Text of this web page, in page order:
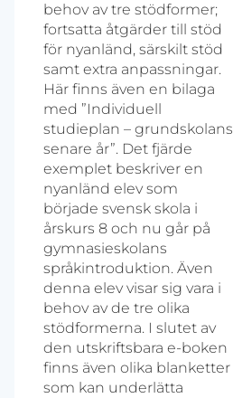
behov av tre stödformer;
fortsatta åtgärder till stöd
för nyanländ, särskilt stöd
samt extra anpassningar.
Här finns även en bilaga
med ”Individuell
studieplan – grundskolans
senare år”. Det fjärde
exemplet beskriver en
nyanländ elev som
började svensk skola i
årskurs 8 och nu går på
gymnasieskolans
språkintroduktion. Även
denna elev visar sig vara i
behov av de tre olika
stödformerna. I slutet av
den utskriftsbara e-boken
finns även olika blanketter
som kan underlätta